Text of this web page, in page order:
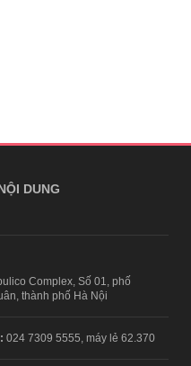
DUNG
Complex, Số 01, phố
thành phố Hà Nội
024 7309 5555, máy lẻ 62.370